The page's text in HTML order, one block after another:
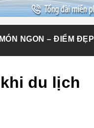
MÓN NGON – ĐIỂM ĐẸP
du lịch